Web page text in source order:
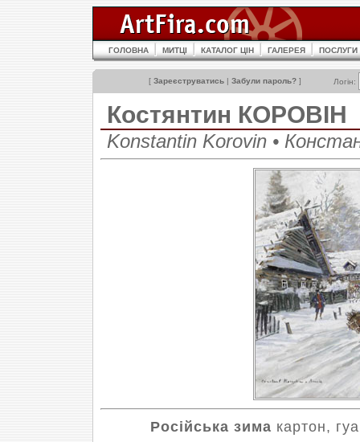
ГОЛОВНА МИТЦІ КАТАЛОГ ЦІН ГАЛЕРЕЯ ПОСЛУГИ
[ Зареєструватись | Забули пароль? ] Логін:
Костянтин КОРОВІН
Konstantin Korovin •
Російська зима картон,